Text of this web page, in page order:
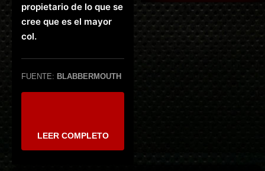
propietario de lo que se
cree que es el mayor
col.
FUENTE: BLABBERMOUTH
LEER COMPLETO